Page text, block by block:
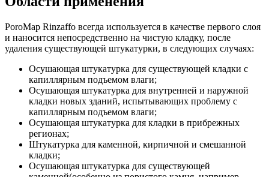
PoroMap Rinzaffo всегда используется в качестве первого слоя
и наносится непосредственно на чистую кладку, после
удаления существующей штукатурки, в следующих случаях:
Осушающая штукатурка для существующей кладки с
капиллярным подъемом влаги;
Осушающая штукатурка для внутренней и наружной
кладки новых зданий, испытывающих проблему с
капиллярным подъемом влаги;
Осушающая штукатурка для кладки в прибрежных
регионах;
Штукатурка для каменной, кирпичной и смешанной
кладки;
Осушающая штукатурка для существующей